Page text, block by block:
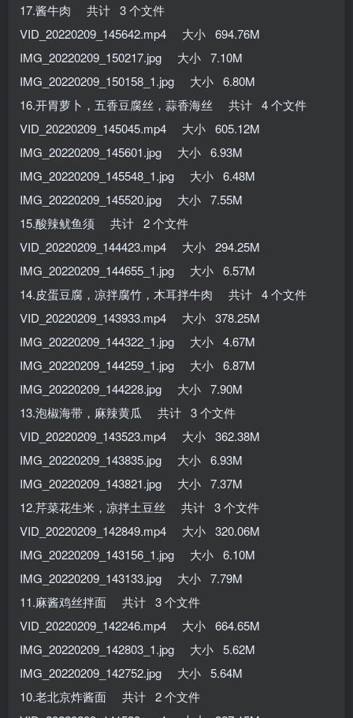
17.酱牛肉 共计 3 个文件
VID_20220209_145642.mp4 大小 694.76M
IMG_20220209_150217.jpg 大小 7.10M
IMG_20220209_150158_1.jpg 大小 6.80M
16.开胃萝卜，五香豆腐丝，蒜香海丝 共计 4 个文件
VID_20220209_145045.mp4 大小 605.12M
IMG_20220209_145601.jpg 大小 6.93M
IMG_20220209_145548_1.jpg 大小 6.48M
IMG_20220209_145520.jpg 大小 7.55M
15.酸辣鱿鱼须 共计 2 个文件
VID_20220209_144423.mp4 大小 294.25M
IMG_20220209_144655_1.jpg 大小 6.57M
14.皮蛋豆腐，凉拌腐竹，木耳拌牛肉 共计 4 个文件
VID_20220209_143933.mp4 大小 378.25M
IMG_20220209_144322_1.jpg 大小 4.67M
IMG_20220209_144259_1.jpg 大小 6.87M
IMG_20220209_144228.jpg 大小 7.90M
13.泡椒海带，麻辣黄瓜 共计 3 个文件
VID_20220209_143523.mp4 大小 362.38M
IMG_20220209_143835.jpg 大小 6.93M
IMG_20220209_143821.jpg 大小 7.37M
12.芹菜花生米，凉拌土豆丝 共计 3 个文件
VID_20220209_142849.mp4 大小 320.06M
IMG_20220209_143156_1.jpg 大小 6.10M
IMG_20220209_143133.jpg 大小 7.79M
11.麻酱鸡丝拌面 共计 3 个文件
VID_20220209_142246.mp4 大小 664.65M
IMG_20220209_142803_1.jpg 大小 5.62M
IMG_20220209_142752.jpg 大小 5.64M
10.老北京炸酱面 共计 2 个文件